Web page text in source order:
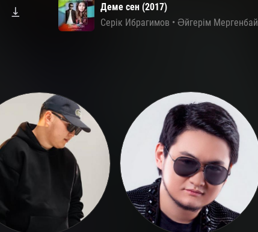
Деме сен (2017)
Серік Ибрагимов •Әйгерім Мергенбай